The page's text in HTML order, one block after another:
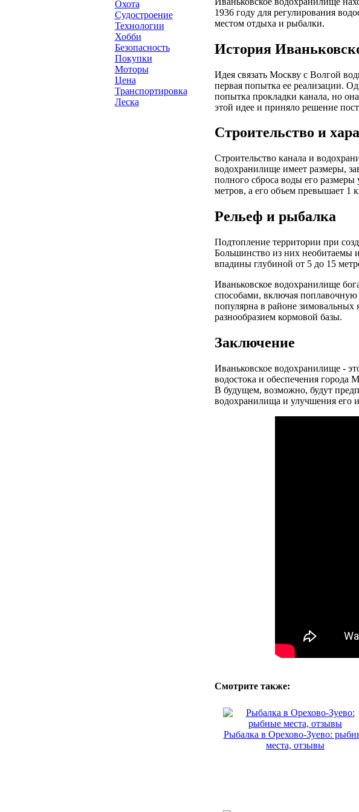
Охота
Судостроение
Технологии
Хобби
Безопасность
Покупки
Моторы
Цена
Транспортировка
Леска
1936 году для регулирования
местом отдыха и рыбалки.
История
Идея связать Москву с Волгой
первая попытка ее реализации.
попытка прокладки канала, но
этой идее и приняло решение
Строительство и
Строительство канала и
водохранилище имеет размеры,
полного сброса воды его
метров, а его объем превышает 1
Рельеф и рыбалка
Подтопление территории при
Большинство из них необитаемы
впадины глубиной от 5 до 15
Иваньковское водохранилище
способами, включая
популярна в районе
разнообразием кормовой базы.
Заключение
Иваньковское водохранилище -
водостока и обеспечения
В будущем, возможно, будут
водохранилища и улучшения его
Смотрите также:
Рыбалка в Орехово-Зуево:
места, отзывы